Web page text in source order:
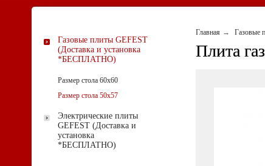
Главная Газовые
Плита
Газовые плиты GEFEST
(Доставка и установка
*БЕСПЛАТНО)
Размер стола 60х60
Размер стола 50х57
Электрические плиты
GEFEST (Доставка и
установка
*БЕСПЛАТНО)